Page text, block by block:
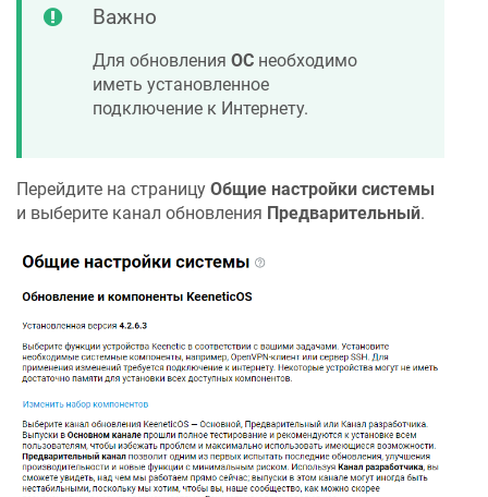
Важно
Для обновления ОС необходимо
иметь установленное
подключение к Интернету.
Перейдите на страницу Общие настройки системы
и выберите канал обновления Предварительный.